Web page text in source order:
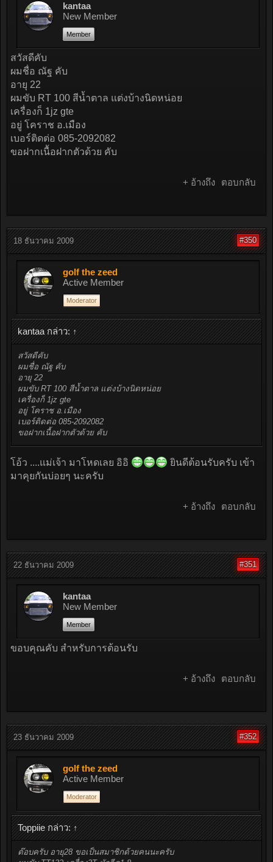
kantaa
New Member
Member
สวัสดีคับ
ผมชื่อ ณัฐ คับ
อายุ 22
ผมขับ RT 100 สีน้ำตาล แต่งบ้างนิดหน่อย
เครื่องก็ 1jz gte
อยู่ โคราช อ.เมือง
เบอร์ติดต่อ 085-2092082
ขอฝากเนื้อฝากตัวด้วย คับ
+ อ้างถึง ตอบกลับ
18 ธันวาคม 2009 #350
golf the zeed
Active Member
Moderator
kantaa กล่าว: ↑
สวัสดีคับ
ผมชื่อ ณัฐ คับ
อายุ 22
ผมขับ RT 100 สีน้ำตาล แต่งบ้างนิดหน่อย
เครื่องก็ 1jz gte
อยู่ โคราช อ.เมือง
เบอร์ติดต่อ 085-2092082
ขอฝากเนื้อฝากตัวด้วย คับ
โอ้ว ....แม่เจ้า มาโหดเลย อิอิ
ยินดีต้อนรับครับ เข้า
มาคุยกันบ่อยๆ นะครับ
+ อ้างถึง ตอบกลับ
22 ธันวาคม 2009 #351
kantaa
New Member
Member
ขอบคุณคับ สำหรับการต้อนรับ
+ อ้างถึง ตอบกลับ
23 ธันวาคม 2009 #352
golf the zeed
Active Member
Moderator
Toppiie กล่าว: ↑
ต๊อบครับ อายุ28 ขอเป็นสมาชิกด้วยคนนะครับ